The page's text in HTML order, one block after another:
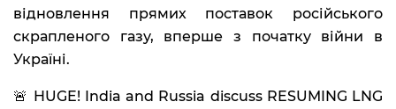
відновлення прямих поставок російського
скрапленого газу, вперше з початку війни в
Україні.
🚨 HUGE! India and Russia discuss RESUMING LNG